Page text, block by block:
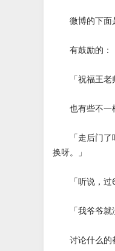
微博的下面是
有鼓励的：「
「祝福王老
也有些不一样
「走后门了吧
换呀。」
「听说，过60
「我爷爷就没
讨论什么的